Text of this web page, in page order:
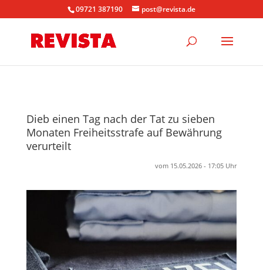
09721 387190 post@revista.de
Dieb einen Tag nach der Tat zu sieben
Monaten Freiheitsstrafe auf Bewährung
verurteilt
vom 15.05.2026 - 17:05 Uhr